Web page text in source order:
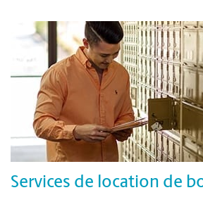
Services de location de